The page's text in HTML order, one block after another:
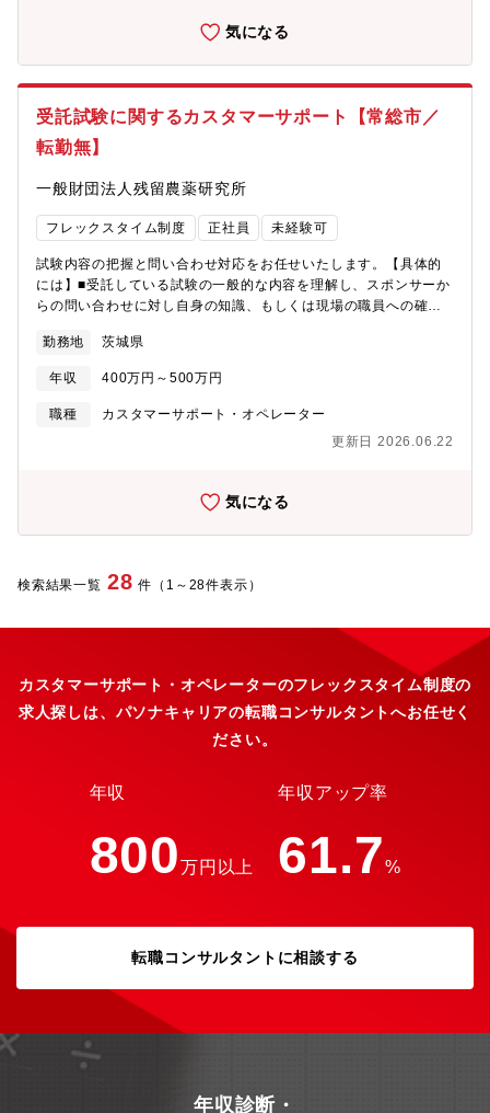
る社風です。フレックスタイム制度や在宅勤務制度もあり、フレ
キシブルに働くことができる環境です。マニュアル制作だけでな
く、IT技術を融合させたマニュアル関連事業を展開する新拠点で
す。立ち上げメンバーとして、そこで生まれる新しい事業の成長
と拡大を味わうことができます。自身の経験を活かし、新しいこ
とにチャレンジしたいと考えるあなた。ひとつ上のステージを目
指したいと考えるあなた。海・島・山に囲まれ、穏やかな気候の
特徴＞■ダイテックは1987年にマニュアル企画・制作の専門会社
トのビジネスモデルやニーズ、ありたい姿や業務課題を深く理解
ています。≪福利厚生倶楽部（一般福利厚生サービス）≫国内外
の宿泊施設やレジャー施設、様々なサービスの補助制度など、豊
富なメニューから自分にあったサービスを受けられる「福利厚生
倶楽部」に加入しています。ご家族やご親族の利用も可能です。
気になる
受託試験に関するカスタマーサポート【常総市／
転勤無】
一般財団法人残留農薬研究所
フレックスタイム制度 正社員 未経験可
試験内容の把握と問い合わせ対応をお任せいたします。【具体的
には】■受託している試験の一般的な内容を理解し、スポンサーか
らの問い合わせに対し自身の知識、もしくは現場の職員への確認
までの業務を担当。 【詳細】■スポンサーから試験等の問い合わ
せ（メール及び電話等）を受けて、それに必要な試験内容及びス
ケジュール等を所内の関連部署と調整します。徐々に試験の見積
書及び契約書等の作成業務も担当していただきます。実際の安全
全般のコンサルティング業務を担当していただきます。【社会へ
性試験について網羅した国内唯一の研究機関であり農薬業界では
かなりの知名度がございます。■完全週休二日制の年休123日でリ
フレッシュ休暇もあり、研究職として働きやすい環境で業務に集
勤務地 茨城県
年収 400万円～500万円
職種
カスタマーサポート・オペレーター
更新日 2026.06.22
気になる
検索結果一覧 28 件（1～28件表示）
カスタマーサポート・オペレーターのフレックスタイム制度の
求人探しは、パソナキャリアの転職コンサルタントへお任せく
ださい。
年収
800万円以上
年収アップ率
61.7%
転職コンサルタントに相談する
年収診断・